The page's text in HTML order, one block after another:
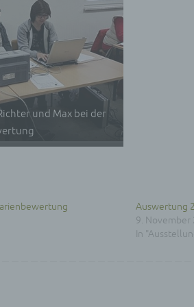
und Max bei der
Auswertung
9. November
In
Hinzuziehung
betroffenen Person
Informationen
organisatorischen
personenbezogenen
natürlichen Person
g) Verantwortlicher
Verantwortlicher oder
natürliche oder
Stelle, die allein oder
beziehungsweise
nach dem